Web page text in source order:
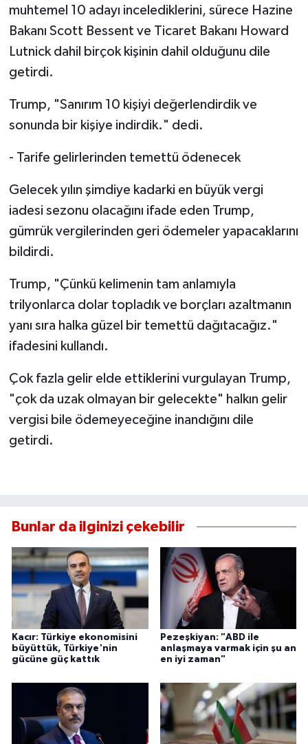
muhtemel 10 adayı incelediklerini, sürece Hazine
Bakanı Scott Bessent ve Ticaret Bakanı Howard
Lutnick dahil birçok kişinin dahil olduğunu dile
getirdi.
Trump, "Sanırım 10 kişiyi değerlendirdik ve
sonunda bir kişiye indirdik." dedi.
- Tarife gelirlerinden temettü ödenecek
Gelecek yılın şimdiye kadarki en büyük vergi
iadesi sezonu olacağını ifade eden Trump,
gümrük vergilerinden geri ödemeler yapacaklarını
bildirdi.
Trump, "Çünkü kelimenin tam anlamıyla
trilyonlarca dolar topladık ve borçları azaltmanın
yanı sıra halka güzel bir temettü dağıtacağız."
ifadesini kullandı.
Çok fazla gelir elde ettiklerini vurgulayan Trump,
"çok da uzak olmayan bir gelecekte" halkın gelir
vergisi bile ödemeyeceğine inandığını dile
getirdi.
Bunlar da ilginizi çekebilir
Kacır: Türkiye ekonomisini
büyüttük, Türkiye'nin
gücüne güç kattık
Pezeşkiyan: "ABD ile
anlaşmaya varmak için şu an
en iyi zaman"